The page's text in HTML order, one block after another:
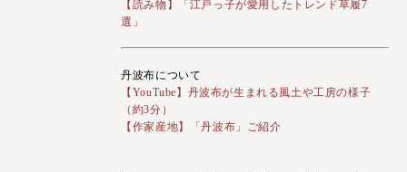
【読み物】「江戸っ子が愛用したトレンド草履7
選」
丹波布について
【YouTube】丹波布が生まれる風土や工房の様子
（約3分）
【作家産地】「丹波布」ご紹介